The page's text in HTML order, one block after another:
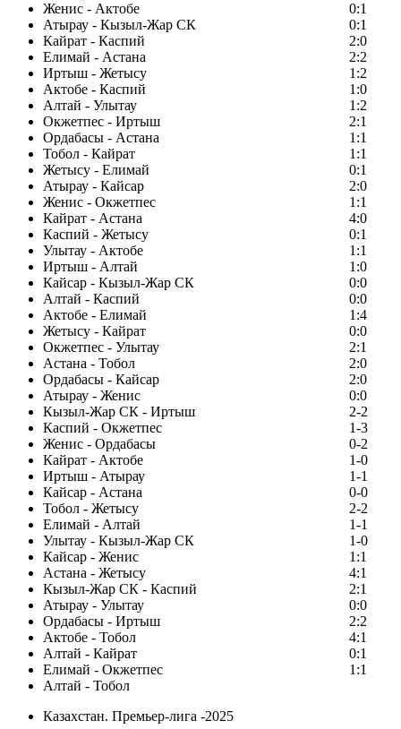
Женис - Актобе
0:1
Атырау - Кызыл-Жар СК
0:1
Кайрат - Каспий
2:0
Елимай - Астана
2:2
Иртыш - Жетысу
1:2
Актобе - Каспий
1:0
Алтай - Улытау
1:2
Окжетпес - Иртыш
2:1
Ордабасы - Астана
1:1
Тобол - Кайрат
1:1
Жетысу - Елимай
0:1
Атырау - Кайсар
2:0
Женис - Окжетпес
1:1
Кайрат - Астана
4:0
Каспий - Жетысу
0:1
Улытау - Актобе
1:1
Иртыш - Алтай
1:0
Кайсар - Кызыл-Жар СК
0:0
Алтай - Каспий
0:0
Актобе - Елимай
1:4
Жетысу - Кайрат
0:0
Окжетпес - Улытау
2:1
Астана - Тобол
2:0
Ордабасы - Кайсар
2:0
Атырау - Женис
0:0
Кызыл-Жар СК - Иртыш
2-2
Каспий - Окжетпес
1-3
Женис - Ордабасы
0-2
Кайрат - Актобе
1-0
Иртыш - Атырау
1-1
Кайсар - Астана
0-0
Тобол - Жетысу
2-2
Елимай - Алтай
1-1
Улытау - Кызыл-Жар СК
1-0
Кайсар - Женис
1:1
Астана - Жетысу
4:1
Кызыл-Жар СК - Каспий
2:1
Атырау - Улытау
0:0
Ордабасы - Иртыш
2:2
Актобе - Тобол
4:1
Алтай - Кайрат
0:1
Елимай - Окжетпес
1:1
Алтай - Тобол
Казахстан. Премьер-лига -2025